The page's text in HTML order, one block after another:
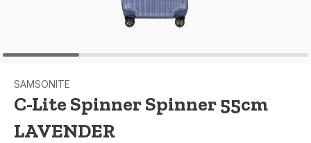
SAMSONITE
C-Lite Spinner Spinner 55cm
LAVENDER